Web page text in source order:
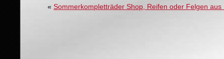
« Sommerkompletträder Shop, Reifen oder Felgen aus